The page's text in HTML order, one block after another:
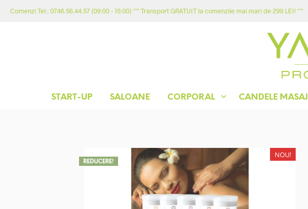
Comenzi Tel.: 0746.56.44.57 (09:00 - 15:00) *** Transport GRATUIT la comenzile mai mari de 299 LEI! ***
ACASA
START-UP SALOANE CORPORAL CANDELE MASAJ
NOU!
REDUCERE!